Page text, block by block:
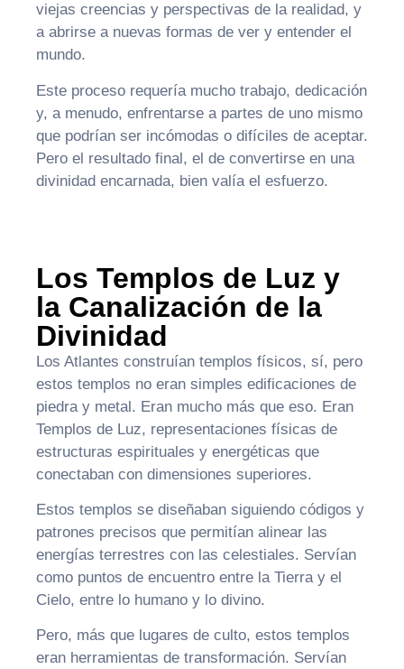
viejas creencias y perspectivas de la realidad, y
a abrirse a nuevas formas de ver y entender el
mundo.
Este proceso requería mucho trabajo, dedicación
y, a menudo, enfrentarse a partes de uno mismo
que podrían ser incómodas o difíciles de aceptar.
Pero el resultado final, el de convertirse en una
divinidad encarnada, bien valía el esfuerzo.
Los Templos de Luz y
la Canalización de la
Divinidad
Los Atlantes construían templos físicos, sí, pero
estos templos no eran simples edificaciones de
piedra y metal. Eran mucho más que eso. Eran
Templos de Luz, representaciones físicas de
estructuras espirituales y energéticas que
conectaban con dimensiones superiores.
Estos templos se diseñaban siguiendo códigos y
patrones precisos que permitían alinear las
energías terrestres con las celestiales. Servían
como puntos de encuentro entre la Tierra y el
Cielo, entre lo humano y lo divino.
Pero, más que lugares de culto, estos templos
eran herramientas de transformación. Servían